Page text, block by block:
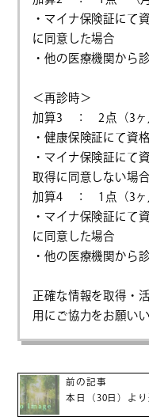
・マイナ保険証にて
に同意した場合
・他の医療機関から
＜再診時＞
加算3 ： 2点（3ヶ
・健康保険証にて資
・マイナ保険証にて
取得に同意しない場合
加算4 ： 1点（3ヶ
・マイナ保険証にて
に同意した場合
・他の医療機関から
正確な情報を取得・
用にご協力をお願いい
前の記事
本日（30日）より